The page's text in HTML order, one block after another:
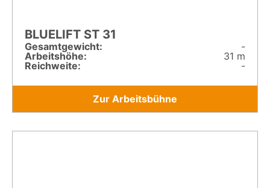
BLUELIFT ST 31
Gesamt­gewicht:
-
Arbeitshöhe:
31 m
Reichweite:
-
Zur Arbeitsbühne